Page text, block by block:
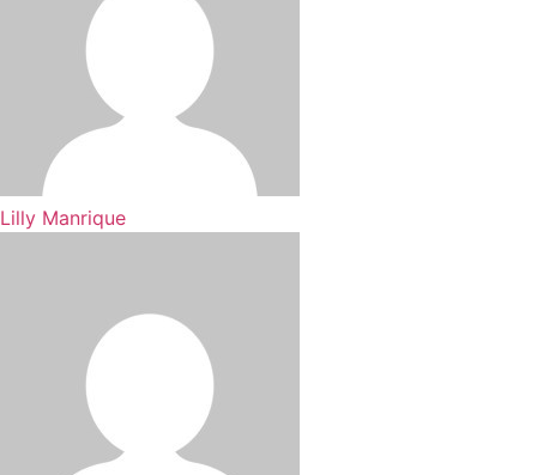
Lilly Manrique